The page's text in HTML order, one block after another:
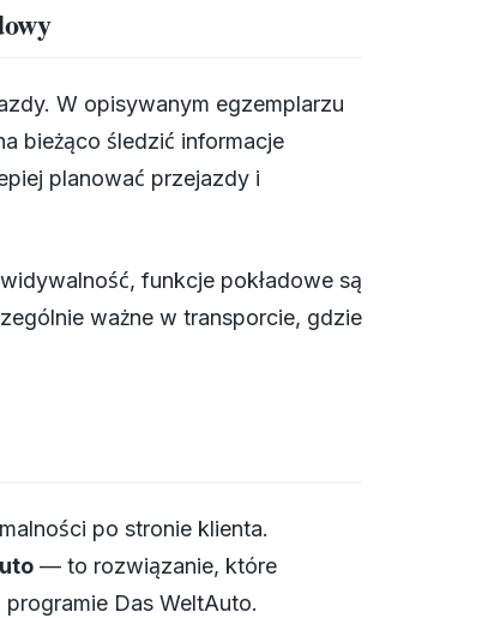
W opisywanym egzemplarzu
bieżąco śledzić informacje
planować przejazdy i
funkcje pokładowe są
ważne w transporcie, gdzie
po stronie klienta.
— to rozwiązanie, które
Das WeltAuto.